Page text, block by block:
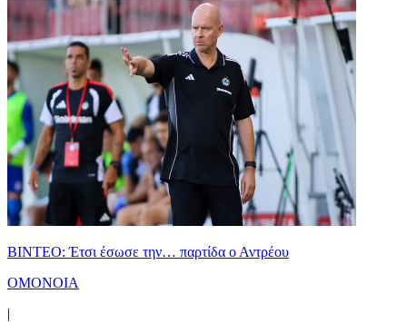
ΒΙΝΤΕΟ: Έτσι έσωσε την… παρτίδα ο Αντρέου
ΟΜΟΝΟΙΑ
|